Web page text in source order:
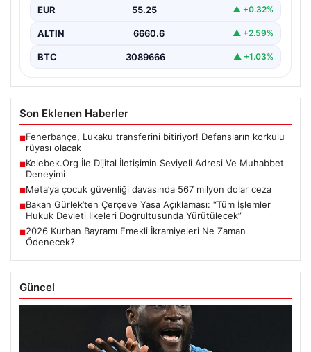
EUR 55.25 ▲ +0.32%
ALTIN 6660.6 ▲ +2.59%
BTC 3089666 ▲ +1.03%
Son Eklenen Haberler
■Fenerbahçe, Lukaku transferini bitiriyor! Defansların korkulu
rüyası olacak
■Kelebek.Org İle Dijital İletişimin Seviyeli Adresi Ve Muhabbet
Deneyimi
■Meta’ya çocuk güvenliği davasında 567 milyon dolar ceza
■Bakan Gürlek’ten Çerçeve Yasa Açıklaması: “Tüm İşlemler
Hukuk Devleti İlkeleri Doğrultusunda Yürütülecek”
■2026 Kurban Bayramı Emekli İkramiyeleri Ne Zaman
Ödenecek?
Güncel